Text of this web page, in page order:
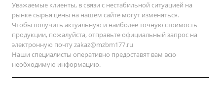
Уважаемые клиенты, в связи с нестабильной ситуацией на
рынке сырья цены на нашем сайте могут изменяться.
Чтобы получить актуальную и наиболее точную стоимость
продукции, пожалуйста, отправьте официальный запрос на
электронную почтуzakaz@mzbm177.ru
Наши специалисты оперативно предоставят вам всю
необходимую информацию.